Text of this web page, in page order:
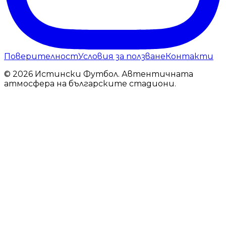
ПоверителностУсловия за ползванеКонтакти
© 2026 Истински Футбол. Автентичната
атмосфера на българските стадиони.